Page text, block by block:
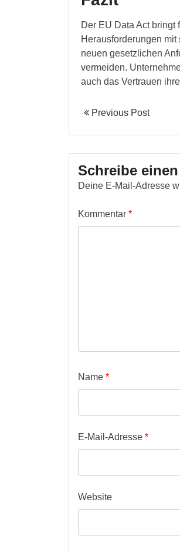
Der EU Data Act
Herausforderungen
neuen gesetzlichen
vermeiden.
auch das Vertrauen
Previous Post
Schreibe
Deine E-Mail-Adresse
Kommentar *
Name *
E-Mail-Adresse *
Website